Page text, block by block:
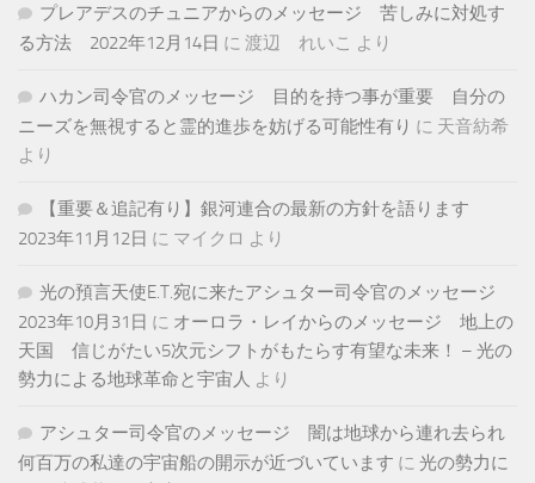
プレアデスのチュニアからのメッセージ 苦しみに対処す
る方法 2022年12月14日 に 渡辺 れいこ より
ハカン司令官のメッセージ 目的を持つ事が重要 自分の
ニーズを無視すると霊的進歩を妨げる可能性有り に 天音紡希
より
【重要＆追記有り】銀河連合の最新の方針を語ります
2023年11月12日 に マイクロ より
光の預言天使E.T.宛に来たアシュター司令官のメッセージ
2023年10月31日 に オーロラ・レイからのメッセージ 地上の
天国 信じがたい5次元シフトがもたらす有望な未来！ – 光の
勢力による地球革命と宇宙人 より
アシュター司令官のメッセージ 闇は地球から連れ去られ
何百万の私達の宇宙船の開示が近づいています に 光の勢力に